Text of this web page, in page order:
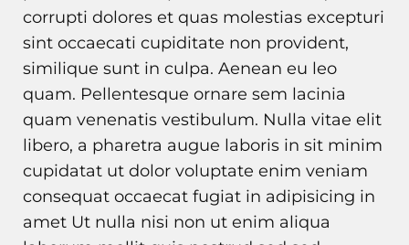
corrupti dolores et quas molestias excepturi
sint occaecati cupiditate non provident,
similique sunt in culpa. Aenean eu leo
quam. Pellentesque ornare sem lacinia
quam venenatis vestibulum. Nulla vitae elit
libero, a pharetra augue laboris in sit minim
cupidatat ut dolor voluptate enim veniam
consequat occaecat fugiat in adipisicing in
amet Ut nulla nisi non ut enim aliqua